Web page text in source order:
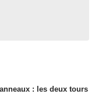
: les deux tours